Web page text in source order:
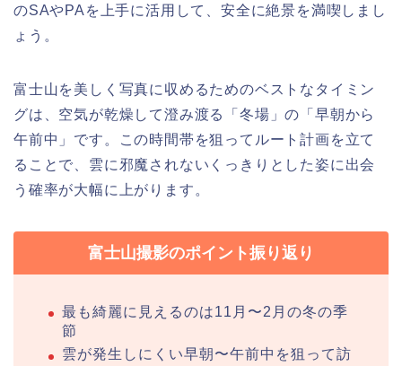
のSAやPAを上手に活用して、安全に絶景を満喫しまし
ょう。
富士山を美しく写真に収めるためのベストなタイミン
グは、空気が乾燥して澄み渡る「冬場」の「早朝から
午前中」です。この時間帯を狙ってルート計画を立て
ることで、雲に邪魔されないくっきりとした姿に出会
う確率が大幅に上がります。
富士山撮影のポイント振り返り
最も綺麗に見えるのは11月〜2月の冬の季
節
雲が発生しにくい早朝〜午前中を狙って訪